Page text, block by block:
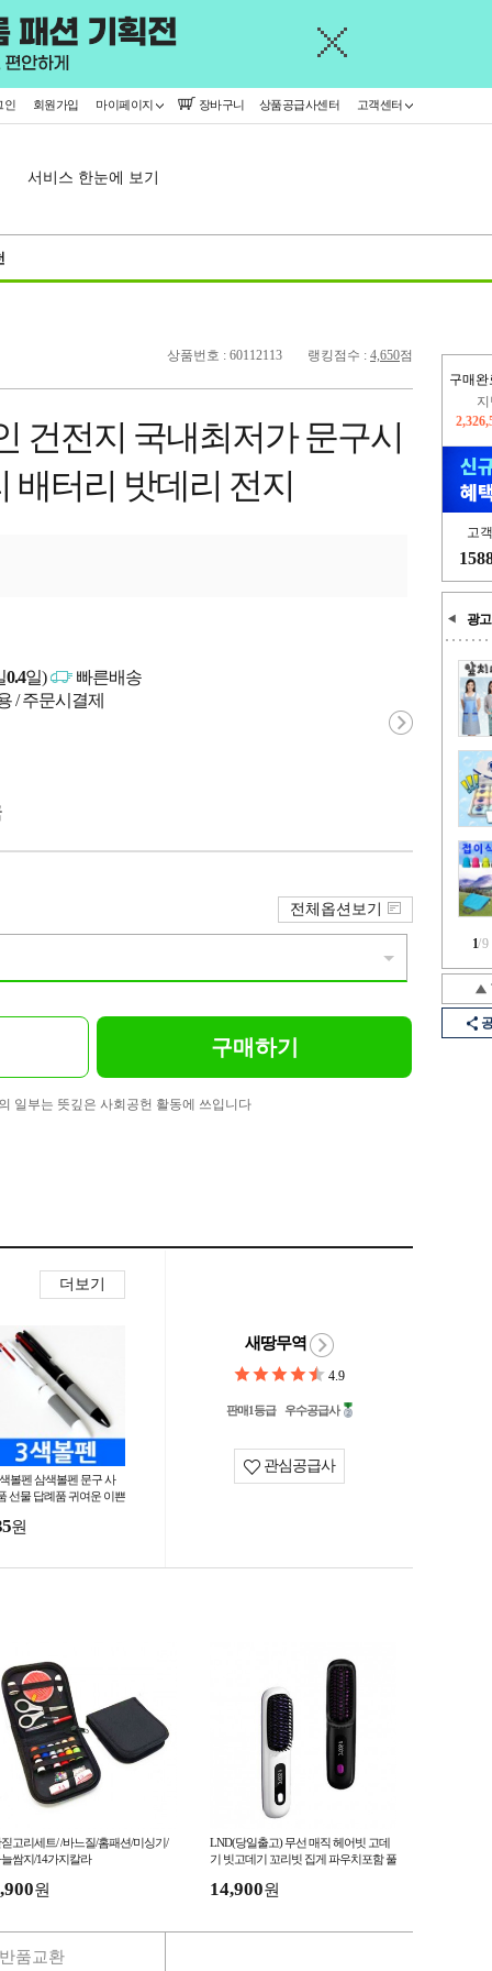
인 회원가입 마이페이지 장바구니 상품공급사센터 고객센터
서비스 한눈에 보기
구매완
고
광고
1/9
상품번호 : 60112113 랭킹점수 : 4,650점
건전지 국내최저가 문구시
배터리 밧데리 전지
0.4일)
빠른배송
/ 주문시결제
전체옵션보기
구매하기
일부는 뜻깊은 사회공헌 활동에 쓰입니다
더보기
볼펜 삼색볼펜 문구 사
선물 답례품 귀여운 이쁜
학용품
원
새땅무역
4.9
판매1등급 우수공급사
관심공급사
고리세트/ /바느질/홈패션/미싱기/
쌈지/14가지칼라
원
LND(당일출고) 무선 매직 헤어빗 고데
기 빗고데기 꼬리빗 집게 파우치포함 풀
14,900원
반품교환